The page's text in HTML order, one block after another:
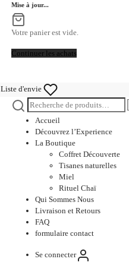
Mise à jour...
Votre panier est vide.
Continuer les achats
Liste d'envie
Accueil
Découvrez l’Experience
La Boutique
Coffret Découverte
Tisanes naturelles
Miel
Rituel Chaï
Qui Sommes Nous
Livraison et Retours
FAQ
formulaire contact
Se connecter